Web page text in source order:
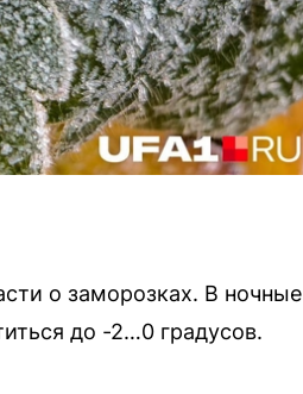
о заморозках. В ночные
до -2…0 градусов.